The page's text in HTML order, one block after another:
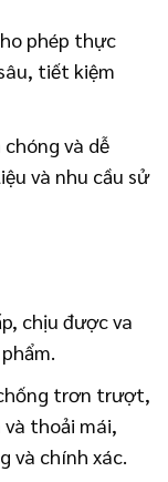
phép thực
tiết kiệm
và dễ
và nhu cầu sử
chịu được va
trơn trượt,
và thoải mái,
và chính xác.